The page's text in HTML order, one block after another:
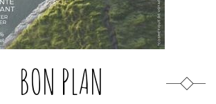
BON PLAN